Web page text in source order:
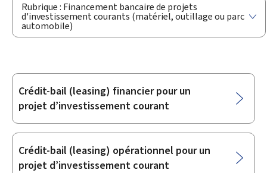
Rubrique : Financement bancaire de projets
d'investissement courants (matériel, outillage ou parc
automobile)
Sous-
rubriques
Crédit-bail (leasing) financier pour un
projet d’investissement courant
Crédit-bail (leasing) opérationnel pour un
projet d’investissement courant